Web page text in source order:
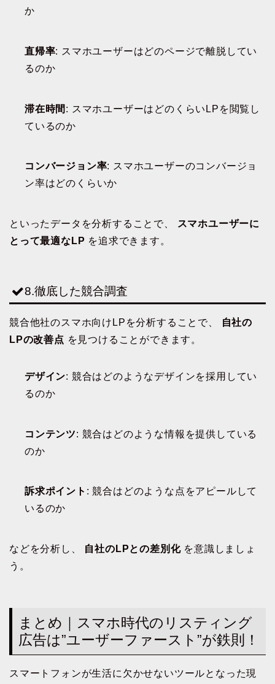
か
直帰率: スマホユーザーはどのページで離脱してい
るのか
滞在時間 : スマホユーザーはどのくらいLPを閲覧し
ているのか
コンバージョン率: スマホユーザーのコンバージョ
ン率はどのくらいか
といったデータを分析することで、
スマホユーザーに
とって最適なLP を追求できます。
8.徹底した競合調査
競合他社のスマホ向けLPを分析することで、
自社の
LPの改善点 を見つけることができます。
デザイン: 競合はどのようなデザインを採用してい
るのか
コンテンツ: 競合はどのような情報を提供している
のか
訴求ポイント : 競合はどのような点をアピールして
いるのか
などを分析し、 自社のLPとの差別化を意識しましょ
う。
まとめ｜スマホ時代のリスティング
広告は”ユーザーファースト”が鉄則！
スマートフォンが生活に欠かせないツールとなった現